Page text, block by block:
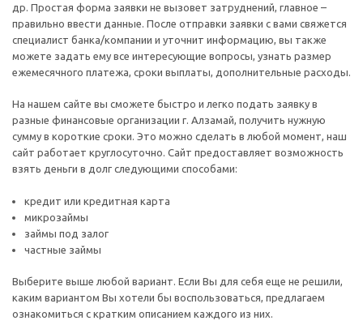
др. Простая форма заявки не вызовет затруднений, главное –
правильно ввести данные. После отправки заявки с вами свяжется
специалист банка/компании и уточнит информацию, вы также
можете задать ему все интересующие вопросы, узнать размер
ежемесячного платежа, сроки выплаты, дополнительные расходы.
На нашем сайте вы сможете быстро и легко подать заявку в
разные финансовые организации г. Алзамай, получить нужную
сумму в короткие сроки. Это можно сделать в любой момент, наш
сайт работает круглосуточно. Сайт предоставляет возможность
взять деньги в долг следующими способами:
кредит или кредитная карта
микрозаймы
займы под залог
частные займы
Выберите выше любой вариант. Если Вы для себя еще не решили,
каким вариантом Вы хотели бы воспользоваться, предлагаем
ознакомиться с кратким описанием каждого из них.